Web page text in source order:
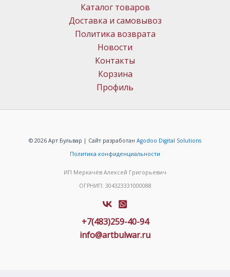
Каталог товаров
Доставка и самовывоз
Политика возврата
Новости
Контакты
Корзина
Профиль
© 2026 Арт Бульвар | Сайт разработан Agodoo Digital Solutions
Политика конфиденциальности
ИП Меркачёв Алексей Григорьевич
ОГРНИП: 304323331000088
+7(483)259-40-94
info@artbulwar.ru